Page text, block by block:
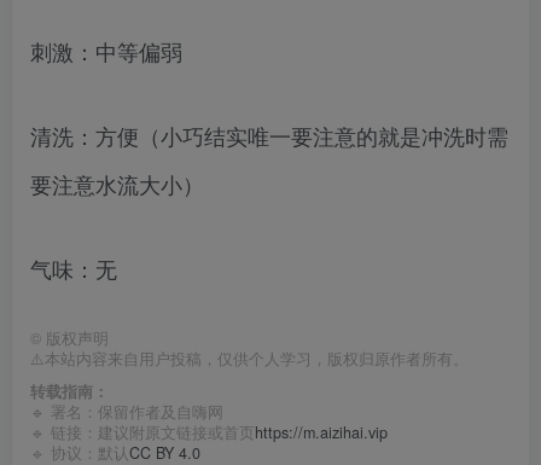
刺激：中等偏弱
清洗：方便（小巧结实唯一要注意的就是冲洗时需
要注意水流大小）
气味：无
© 版权声明
⚠️本站内容来自用户投稿，仅供个人学习，版权归原作者所有。
转载指南：
🔹 署名：保留作者及 自嗨网
🔹 链接：建议附原文链接或首页https://m.aizihai.vip
🔹 协议：默认CC BY 4.0